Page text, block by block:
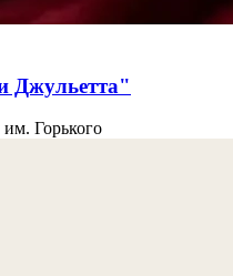
Джульетта"
Горького